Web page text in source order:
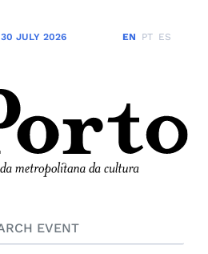
30 JULY 2026 EN PT ES